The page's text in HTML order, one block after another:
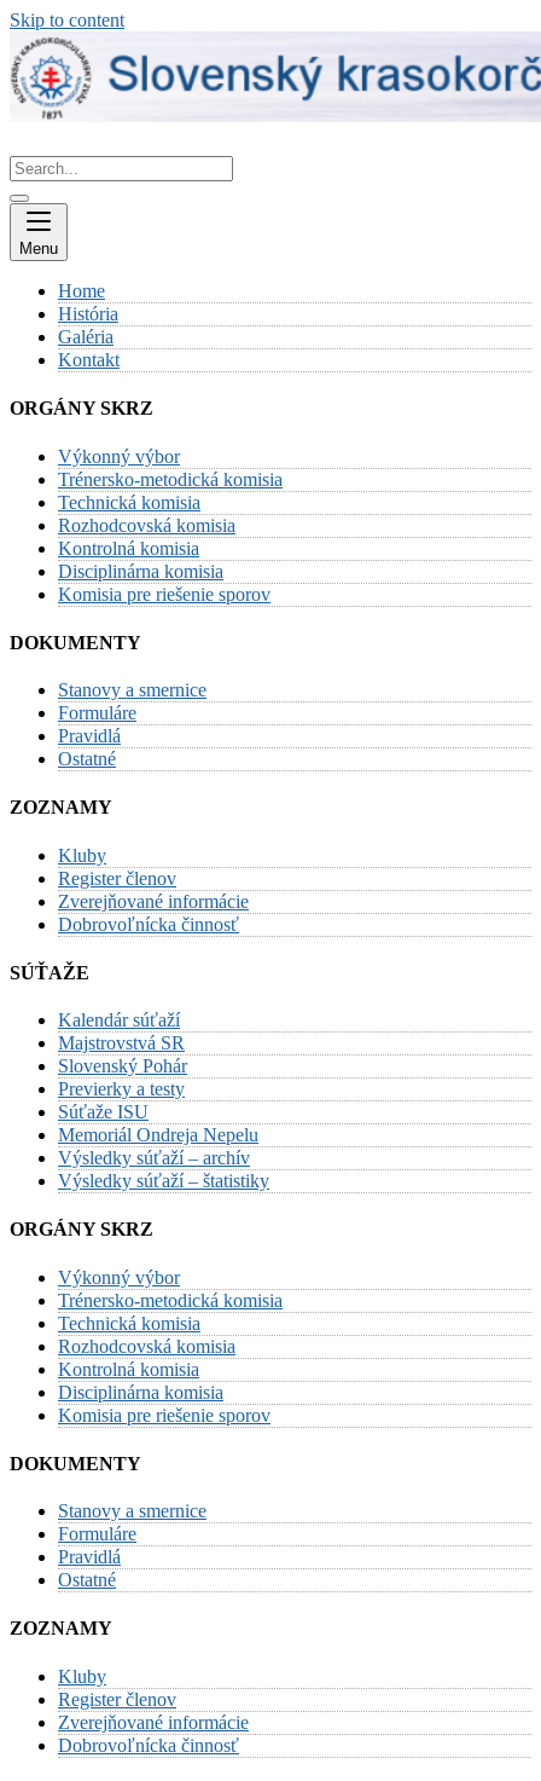
Skip to content
Menu
Home
História
Galéria
Kontakt
ORGÁNY SKRZ
Výkonný výbor
Trénersko-metodická komisia
Technická komisia
Rozhodcovská komisia
Kontrolná komisia
Disciplinárna komisia
Komisia pre riešenie sporov
DOKUMENTY
Stanovy a smernice
Formuláre
Pravidlá
Ostatné
ZOZNAMY
Kluby
Register členov
Zverejňované informácie
Dobrovoľnícka činnosť
SÚŤAŽE
Kalendár súťaží
Majstrovstvá SR
Slovenský Pohár
Previerky a testy
Súťaže ISU
Memoriál Ondreja Nepelu
Výsledky súťaží – archív
Výsledky súťaží – štatistiky
ORGÁNY SKRZ
Výkonný výbor
Trénersko-metodická komisia
Technická komisia
Rozhodcovská komisia
Kontrolná komisia
Disciplinárna komisia
Komisia pre riešenie sporov
DOKUMENTY
Stanovy a smernice
Formuláre
Pravidlá
Ostatné
ZOZNAMY
Kluby
Register členov
Zverejňované informácie
Dobrovoľnícka činnosť